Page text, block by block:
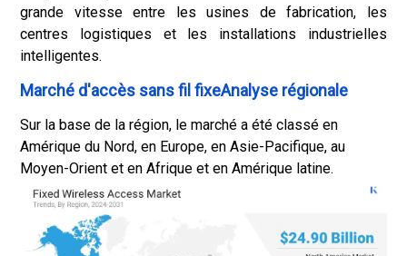
grande vitesse entre les usines de fabrication, les
centres logistiques et les installations industrielles
intelligentes.
Marché d'accès sans fil fixeAnalyse régionale
Sur la base de la région, le marché a été classé en
Amérique du Nord, en Europe, en Asie-Pacifique, au
Moyen-Orient et en Afrique et en Amérique latine.